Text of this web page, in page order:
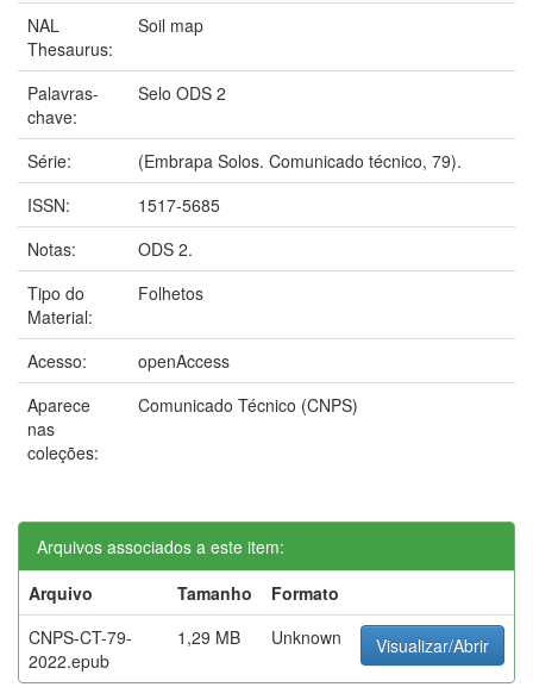
NAL
Thesaurus:
Soil map
Palavras-
chave:
Selo ODS 2
Série:
(Embrapa Solos. Comunicado técnico, 79).
ISSN:
1517-5685
Notas:
ODS 2.
Tipo do
Material:
Folhetos
Acesso:
openAccess
Aparece
nas
coleções:
Comunicado Técnico (CNPS)
Arquivos associados a este item:
Arquivo
Tamanho
Formato
CNPS-CT-79-
2022.epub
1,29 MB Unknown Visualizar/Abrir